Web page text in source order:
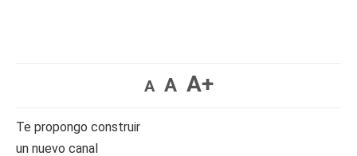
A A A+
Te propongo construir
un nuevo canal